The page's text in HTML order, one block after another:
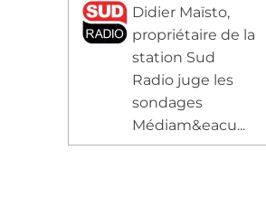
Didier Maïsto,
propriétaire de la
station Sud
Radio juge les
sondages
Médiam&eacu...